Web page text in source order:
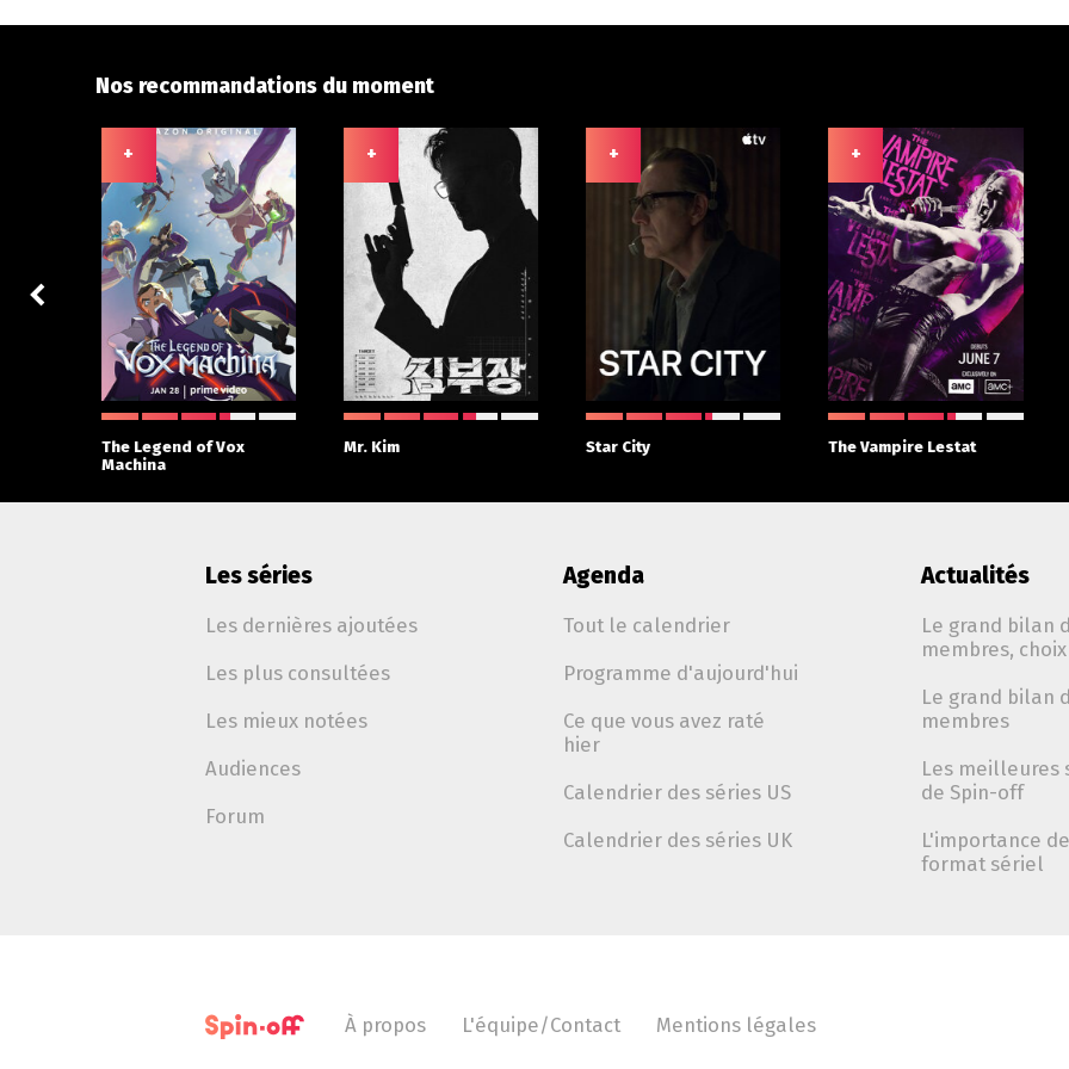
Nos recommandations du moment
+
The Legend of Vox
Machina
+
Mr. Kim
+
Star City
+
The Vampire Lestat
Les séries
Les dernières ajoutées
Les plus consultées
Les mieux notées
Audiences
Forum
Agenda
Tout le calendrier
Programme d'aujourd'hui
Ce que vous avez raté
hier
Calendrier des séries US
Calendrier des séries UK
Actualités
Le grand bilan
membres,
Le grand bilan
membres
Les meilleures
de Spin-off
L'importance
format sériel
À propos L'équipe/Contact Mentions légales